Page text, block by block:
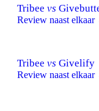
Tribee vs
Review naast
Tribee vs Givelify
Review naast